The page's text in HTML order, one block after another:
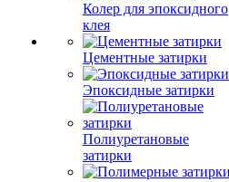
Колер для эпоксидного
клея
Цементные затирки
Эпоксидные затирки
Полиуретановые
затирки